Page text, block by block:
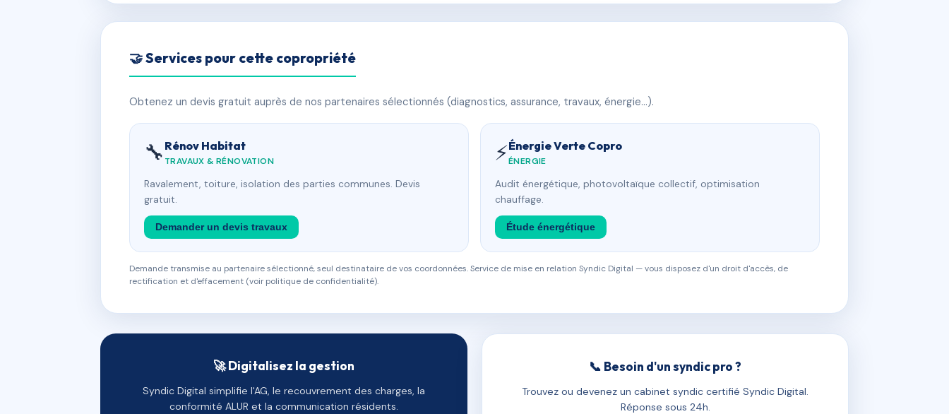
🤝 Services pour cette copropriété
Obtenez un devis gratuit auprès de nos partenaires sélectionnés (diagnostics, assurance, travaux, énergie…).
🔧 Rénov Habitat
TRAVAUX & RÉNOVATION
Ravalement, toiture, isolation des parties communes. Devis
gratuit.
Demander un devis travaux
⚡Énergie Verte Copro
ÉNERGIE
Audit énergétique, photovoltaïque collectif, optimisation
chauffage.
Étude énergétique
Demande transmise au partenaire sélectionné, seul destinataire de vos coordonnées. Service de mise en relation Syndic Digital — vous disposez d'un droit d'accès, de
rectification et d'effacement (voir politique de confidentialité).
🚀 Digitalisez la gestion
Syndic Digital simplifie l'AG, le recouvrement des charges, la
conformité ALUR et la communication résidents.
📞 Besoin d'un syndic pro ?
Trouvez ou devenez un cabinet syndic certifié Syndic Digital.
Réponse sous 24h.